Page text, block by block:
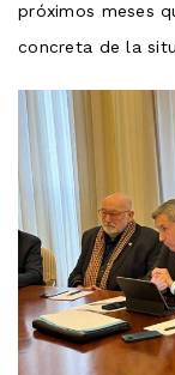
próximos meses
concreta de la